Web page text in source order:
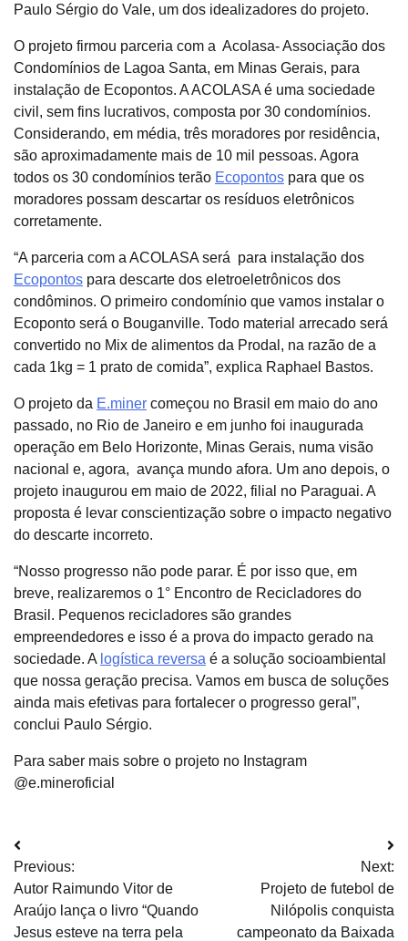
Paulo Sérgio do Vale, um dos idealizadores do projeto.
O projeto firmou parceria com a Acolasa- Associação dos
Condomínios de Lagoa Santa, em Minas Gerais, para
instalação de Ecopontos. A ACOLASA é uma sociedade
civil, sem fins lucrativos, composta por 30 condomínios.
Considerando, em média, três moradores por residência,
são aproximadamente mais de 10 mil pessoas. Agora
todos os 30 condomínios terão Ecopontos para que os
moradores possam descartar os resíduos eletrônicos
corretamente.
“A parceria com a ACOLASA será para instalação dos
Ecopontos para descarte dos eletroeletrônicos dos
condôminos. O primeiro condomínio que vamos instalar o
Ecoponto será o Bouganville. Todo material arrecado será
convertido no Mix de alimentos da Prodal, na razão de a
cada 1kg = 1 prato de comida”, explica Raphael Bastos.
O projeto da E.miner começou no Brasil em maio do ano
passado, no Rio de Janeiro e em junho foi inaugurada
operação em Belo Horizonte, Minas Gerais, numa visão
nacional e, agora, avança mundo afora. Um ano depois, o
projeto inaugurou em maio de 2022, filial no Paraguai. A
proposta é levar conscientização sobre o impacto negativo
do descarte incorreto.
“Nosso progresso não pode parar. É por isso que, em
breve, realizaremos o 1° Encontro de Recicladores do
Brasil. Pequenos recicladores são grandes
empreendedores e isso é a prova do impacto gerado na
sociedade. A logística reversa é a solução socioambiental
que nossa geração precisa. Vamos em busca de soluções
ainda mais efetivas para fortalecer o progresso geral”,
conclui Paulo Sérgio.
Para saber mais sobre o projeto no Instagram
@e.mineroficial
Navegação
de
Post
Previous:
Autor Raimundo Vitor de
Araújo lança o livro “Quando
Jesus esteve na terra pela
Next:
Projeto de futebol de
Nilópolis conquista
campeonato da Baixada